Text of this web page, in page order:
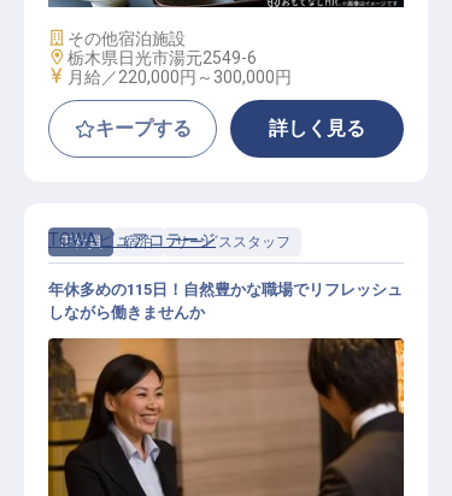
施設業態
その他宿泊施設
勤務地
栃木県日光市湯元2549-6
給与
月給／220,000円～ 300,000円
キープする 詳しく見る
正社員 宿泊 サービススタッフ
TOWAピュアコテージ
年休多めの115日！自然豊かな職場でリフレッシュ
しながら働きませんか